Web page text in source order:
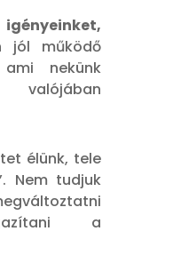
jól működő
nekünk
valójában
élünk, tele
Nem tudjuk
a